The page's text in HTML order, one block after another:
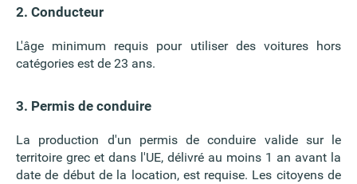
2. Conducteur
L'âge minimum requis pour utiliser des voitures hors
catégories est de 23 ans.
3. Permis de conduire
La production d'un permis de conduire valide sur le
territoire grec et dans l'UE, délivré au moins 1 an avant la
date de début de la location, est requise. Les citoyens de